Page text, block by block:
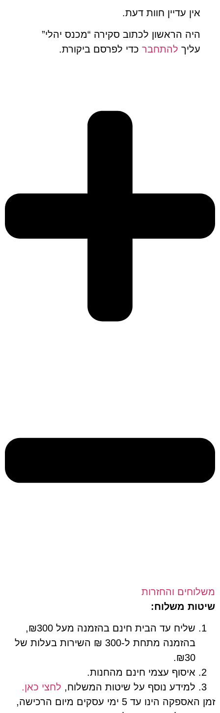
עדיין חוות דעת.
הראשון לכתוב סקירה “מכנס יהלי”
להתחברכדי לפרסם ביקורת.
והחזרות
משלוח:
שליח עד הבית חינם בהזמנה מעל ₪300,
בהזמנה מתחת ל-300 ₪ השירות בעלות של
איסוף עצמי חינם מהחנות.
למידע נוסף על שיטות המשלוח,לחצי כאן.
זמן האספקה הינו עד 5 ימי עסקים מיום הרכישה,